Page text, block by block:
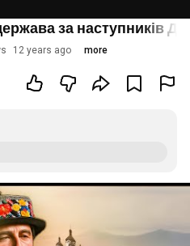
за наступників
12 years ago more